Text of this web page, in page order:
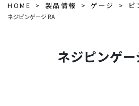
HOME 製品情報 ゲージ ピ
ネジピンゲージ RA
ネジピンゲー